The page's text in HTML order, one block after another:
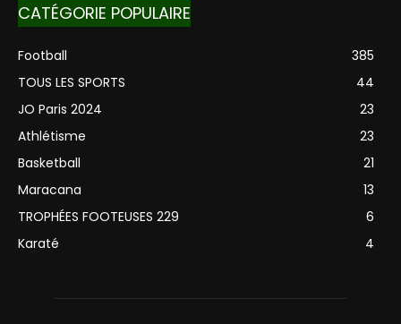
CATÉGORIE POPULAIRE
Football
385
TOUS LES SPORTS
44
JO Paris 2024
23
Athlétisme
23
Basketball
21
Maracana
13
TROPHÉES FOOTEUSES 229
6
Karaté
4